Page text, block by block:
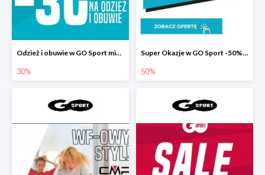
Odzież i obuwie w GO Sport minimum -30%
30%
Super Okazje w GO Sport -50% na drugi produkt
50%